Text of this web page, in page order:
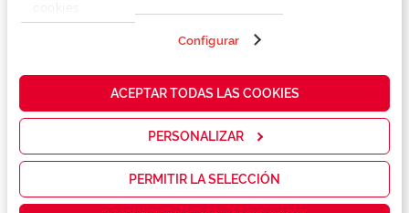
propias y de
cómo mejorar
servicios y
las
que realmente
Configurar
ACEPTAR TODAS LAS COOKIES
PERSONALIZAR
PERMITIR LA SELECCIÓN
Conselhos